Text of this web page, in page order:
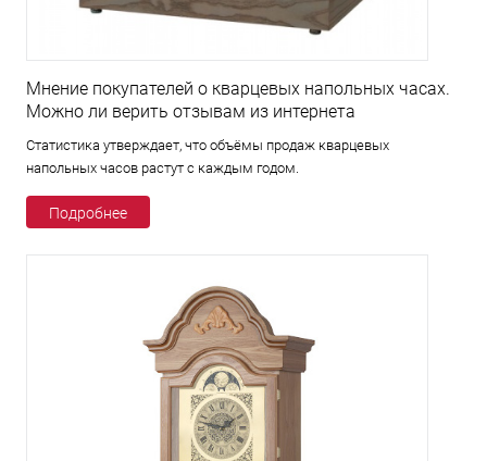
Мнение покупателей о кварцевых напольных часах.
Можно ли верить отзывам из интернета
Статистика утверждает, что объёмы продаж кварцевых
напольных часов растут с каждым годом.
Подробнее